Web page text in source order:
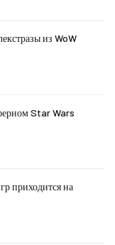
из WoW
Star Wars
приходится на